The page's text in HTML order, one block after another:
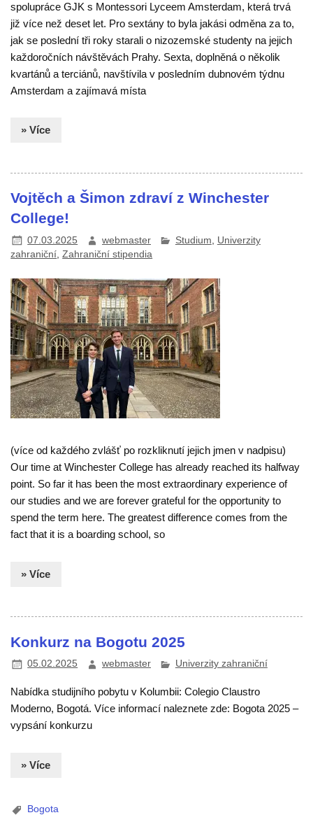
spolupráce GJK s Montessori Lyceem Amsterdam, která trvá
již více než deset let. Pro sextány to byla jakási odměna za to,
jak se poslední tři roky starali o nizozemské studenty na jejich
každoročních návštěvách Prahy. Sexta, doplněná o několik
kvartánů a terciánů, navštívila v posledním dubnovém týdnu
Amsterdam a zajímavá místa
» Více
Vojtěch aŠimon zdraví z Winchester
College!
07.03.2025 webmaster Studium
Univerzity
zahraniční,Zahraniční stipendia
(více od každého zvlášť po rozkliknutí jejich jmen v nadpisu)
Our time at Winchester College has already reached its halfway
point. So far it has been the most extraordinary experience of
our studies and we are forever grateful for the opportunity to
spend the term here. The greatest difference comes from the
fact that it is a boarding school, so
» Více
Konkurz na Bogotu 2025
05.02.2025 webmaster Univerzity zahraniční
Nabídka studijního pobytu v Kolumbii: Colegio Claustro
Moderno, Bogotá. Více informací naleznete zde: Bogota 2025 –
vypsání konkurzu
» Více
Bogota